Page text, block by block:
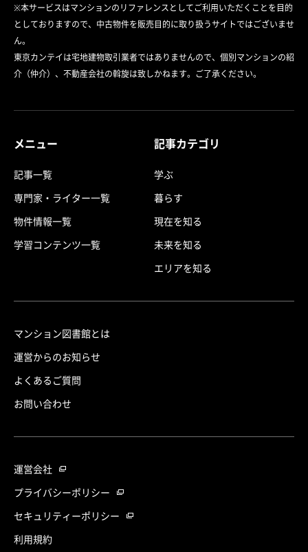
※本サービスはマンションのリファレンスとしてご利用いただくことを目的
としておりますので、中古物件を販売目的に取り扱うサイトではございませ
ん。
東京カンテイは宅地建物取引業者ではありませんので、個別マンションの紹
介（仲介）、不動産会社の斡旋は致しかねます。ご了承ください。
メニュー
記事一覧
専門家・ライター一覧
物件情報一覧
学習コンテンツ一覧
記事カテゴリ
学ぶ
暮らす
現在を知る
未来を知る
エリアを知る
マンション図書館とは
運営からのお知らせ
よくあるご質問
お問い合わせ
運営会社
プライバシーポリシー
セキュリティーポリシー
利用規約